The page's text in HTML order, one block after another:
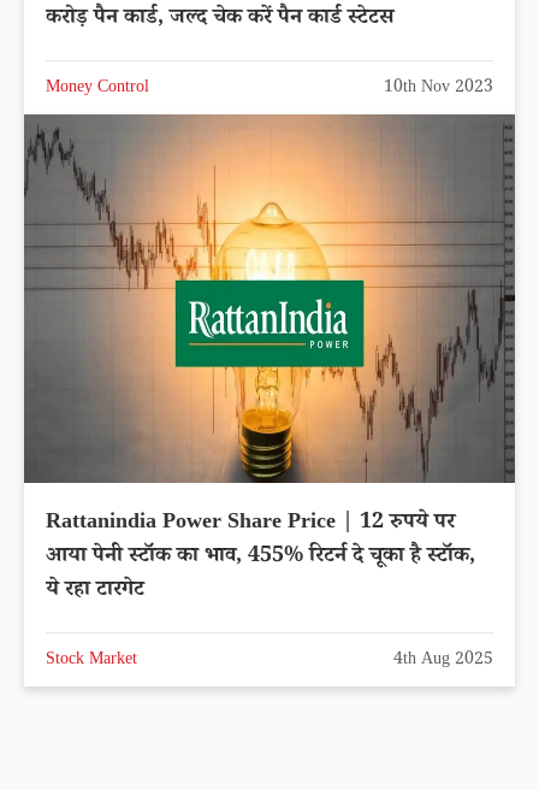
करोड़ पैन कार्ड, जल्द चेक करें पैन कार्ड स्टेटस
Money Control 10th Nov 2023
Rattanindia Power Share Price | 12 रुपये पर
आया पेनी स्टॉक का भाव, 455% रिटर्न दे चूका है स्टॉक,
ये रहा टारगेट
Stock Market 4th Aug 2025